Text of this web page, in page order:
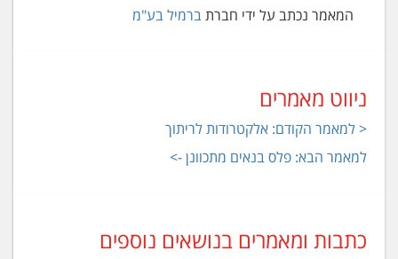
המאמר נכתב על ידי חברתברמיל בע"מ
ניווט מאמרים
< למאמר הקודם: אלקטרודות לריתוך
למאמר הבא: פלס בנאים מתכוונן ->
כתבות ומאמרים בנושאים נוספים